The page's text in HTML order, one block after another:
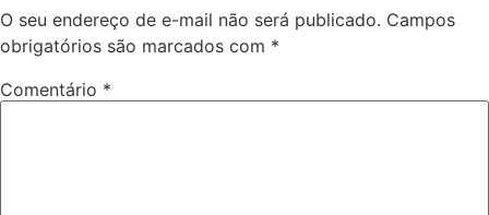
O seu endereço de e-mail não será publicado. Campos
obrigatórios são marcados com *
Comentário *